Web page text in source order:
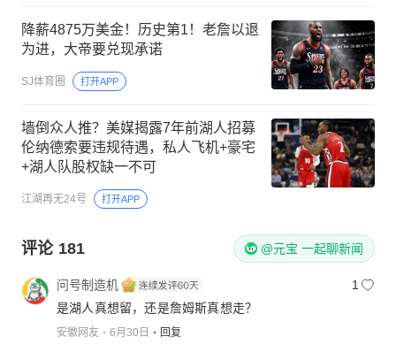
降薪4875万美金！历史第1！老詹以退
为进，大帝要兑现承诺
SJ体育圈 打开APP
墙倒众人推？美媒揭露7年前湖人招募
伦纳德索要违规待遇，私人飞机+豪宅
+湖人队股权缺一不可
江湖再无24号 打开APP
评论 181 @元宝 一起聊新闻
问号制造机
1
是湖人真想留，还是詹姆斯真想走？
安徽网友 6月30日 回复